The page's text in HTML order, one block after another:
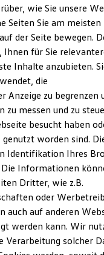
und Updates
ID.
wie Sie unsere
Seiten Sie am meisten
der Seite bewegen.
Ihnen für Sie
Inhalte anzubieten.
die
Anzeige zu begrenzen
messen und zu
besucht haben
worden sind.
Identifikation Ihres
Informationen
Dritter, wie z.B.
oder
auch auf anderen
werden kann. Wir
Verarbeitung solcher